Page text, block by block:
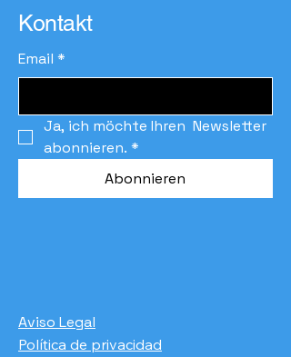
Kontakt
Email *
Ja, ich möchte Ihren  Newsletter
abonnieren. *
Abonnieren
Aviso Legal
Política de privacidad